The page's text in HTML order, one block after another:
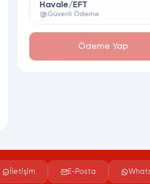
Havale/EFT
Güvenli Ödeme
Ödeme Yap
İletişim E-Posta